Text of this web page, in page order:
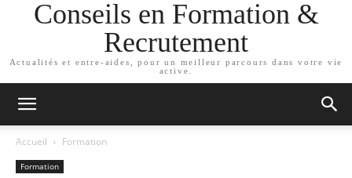
Conseils en Formation &
Recrutement
Actualités et entre-aides, pour un meilleur parcours dans votre vie
active.
Accueil Formation
Formation